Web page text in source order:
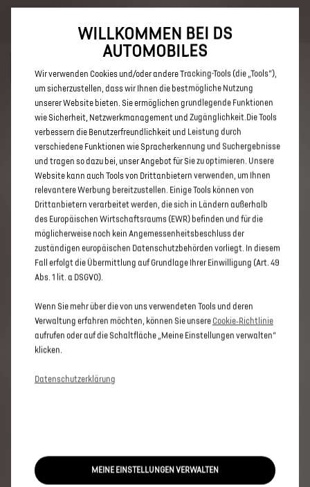
Hybride. Mehr erfahren >>
ENTDECKEN SIE ALLE DS 3 UND
DS 3 CROSSBACK NEUWAGEN
MIT DIESEL ANTRIEB IN
GELSENKIRCHEN
WILLKOMMEN BEI DS
AUTOMOBILES
Wir verwenden Cookies und/oder andere Tracking-Tools (die „Tools“),
um sicherzustellen, dass wir Ihnen die bestmögliche Nutzung
unserer Website bieten. Sie ermöglichen grundlegende Funktionen
wie Sicherheit, Netzwerkmanagement und Zugänglichkeit.Die Tools
verbessern die Benutzerfreundlichkeit und Leistung durch
verschiedene Funktionen wie Spracherkennung und Suchergebnisse
und tragen so dazu bei, unser Angebot für Sie zu optimieren. Unsere
Website kann auch Tools von Drittanbietern verwenden, um Ihnen
relevantere Werbung bereitzustellen. Einige Tools können von
Drittanbietern verarbeitet werden, die sich in Ländern außerhalb
des Europäischen Wirtschaftsraums (EWR) befinden und für die
möglicherweise noch kein Angemessenheitsbeschluss der
zuständigen europäischen Datenschutzbehörden vorliegt. In diesem
Fall erfolgt die Übermittlung auf Grundlage Ihrer Einwilligung (Art. 49
Abs. 1 lit. a DSGVO).
Wenn Sie mehr über die von uns verwendeten Tools und deren
Verwaltung erfahren möchten, können Sie unsere Cookie‑Richtlinie
aufrufen oder auf die Schaltfläche „Meine Einstellungen verwalten“
klicken.
Datenschutzerklärung
MEINE EINSTELLUNGEN VERWALTEN